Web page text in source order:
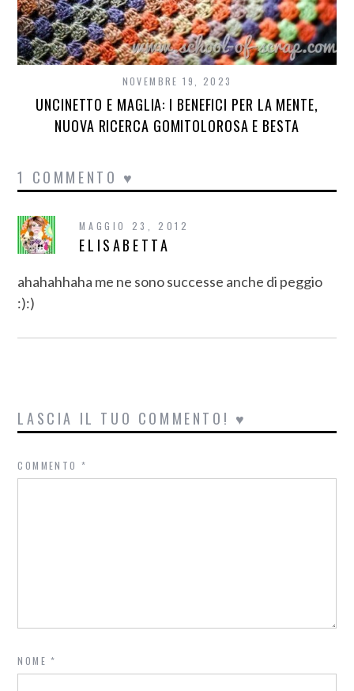
NOVEMBRE 19, 2023
UNCINETTO E MAGLIA: I BENEFICI PER LA MENTE,
NUOVA RICERCA GOMITOLOROSA E BESTA
1 COMMENTO ♥
MAGGIO 23, 2012
ELISABETTA
ahahahhaha me ne sono successe anche di peggio
:):)
LASCIA IL TUO COMMENTO! ♥
COMMENTO*
NOME*